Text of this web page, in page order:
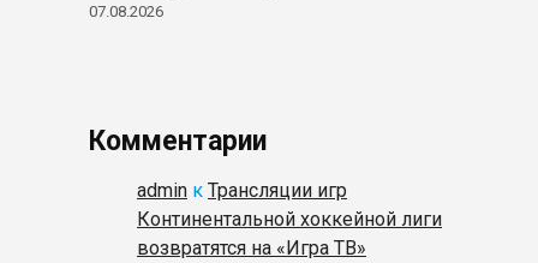
07.08.2026
Комментарии
admin к Трансляции игр
Континентальной хоккейной лиги
возвратятся на «Игра ТВ»